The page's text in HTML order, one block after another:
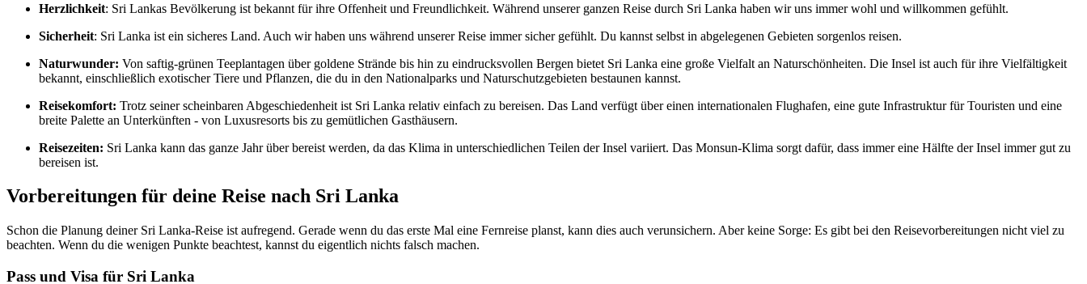
Herzlichkeit: Sri Lankas Bevölkerung ist bekannt für ihre Offenheit und Freundlichkeit. Während unserer ganzen Reise durch Sri Lanka haben wir uns immer wohl und willkommen gefühlt.
Sicherheit: Sri Lanka ist ein sicheres Land. Auch wir haben uns während unserer Reise immer sicher gefühlt. Du kannst selbst in abgelegenen Gebieten sorgenlos reisen.
Naturwunder: Von saftig-grünen Teeplantagen über goldene Strände bis hin zu eindrucksvollen Bergen bietet Sri Lanka eine große Vielfalt an Naturschönheiten. Die Insel ist auch für ihre Vielfältigkeit
bekannt, einschließlich exotischer Tiere und Pflanzen, die du in den Nationalparks und Naturschutzgebieten bestaunen kannst.
Reisekomfort: Trotz seiner scheinbaren Abgeschiedenheit ist Sri Lanka relativ einfach zu bereisen. Das Land verfügt über einen internationalen Flughafen, eine gute Infrastruktur für Touristen und eine
breite Palette an Unterkünften - von Luxusresorts bis zu gemütlichen Gasthäusern.
Reisezeiten: Sri Lanka kann das ganze Jahr über bereist werden, da das Klima in unterschiedlichen Teilen der Insel variiert. Das Monsun-Klima sorgt dafür, dass immer eine Hälfte der Insel immer gut zu
bereisen ist.
Vorbereitungen für deine Reise nach Sri Lanka
Schon die Planung deiner Sri Lanka-Reise ist aufregend. Gerade wenn du das erste Mal eine Fernreise planst, kann dies auch verunsichern. Aber keine Sorge: Es gibt bei den Reisevorbereitungen nicht viel zu
beachten. Wenn du die wenigen Punkte beachtest, kannst du eigentlich nichts falsch machen.
Pass und Visa für Sri Lanka